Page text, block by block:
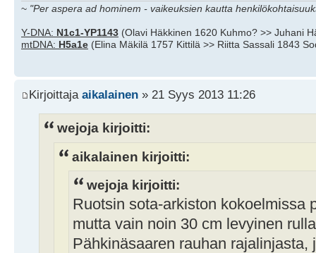
~ "Per aspera ad hominem - vaikeuksien kautta
Y-DNA: N1c1-YP1143 (Olavi Häkkinen 1620 Kuhmo? >> Juhani
mtDNA: H5a1e (Elina Mäkilä 1757 Kittilä >> Riitta Sassali 1843
Kirjoittaja aikalainen » 21 Syys 2013 11:26
wejoja kirjoitti:
aikalainen kirjoitti:
wejoja kirjoitti:
Ruotsin sota-arkiston kokoelmissa
mutta vain noin 30 cm levyinen
Pähkinäsaaren rauhan rajalinjasta,